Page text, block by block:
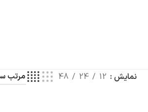
نمایش 12
24
48